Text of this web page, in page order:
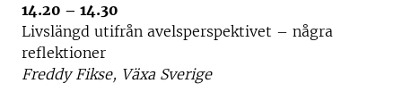
14.20 – 14.30
Livslängd utifrån avelsperspektivet – några
reflektioner
Freddy Fikse, Växa Sverige